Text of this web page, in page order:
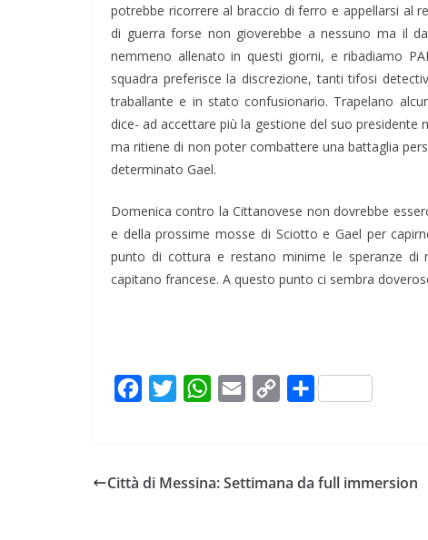
potrebbe ricorrere al braccio di ferro e appellarsi al
di guerra forse non gioverebbe a nessuno ma il
nemmeno allenato in questi giorni, e ribadiamo
squadra preferisce la discrezione, tanti tifosi
traballante e in stato confusionario. Trapelano
dice- ad accettare più la gestione del suo presidente
ma ritiene di non poter combattere una battaglia
determinato Gael.
Domenica contro la Cittanovese non dovrebbe
e della prossime mosse di Sciotto e Gael per
punto di cottura e restano minime le speranze di
capitano francese. A questo punto ci sembra
W
C
Città di Messina: Settimana da full immersion